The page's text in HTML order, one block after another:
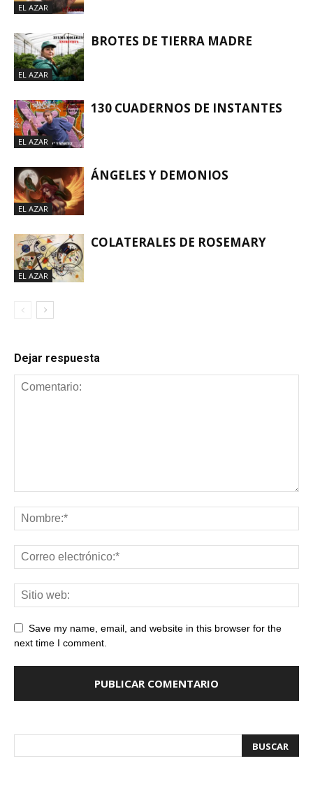
EL AZAR
EL AZAR
BROTES DE TIERRA MADRE
EL AZAR
130 CUADERNOS DE INSTANTES
EL AZAR
ÁNGELES Y DEMONIOS
EL AZAR
COLATERALES DE ROSEMARY
Dejar respuesta
Save my name, email, and website in this browser for the
next time I comment.